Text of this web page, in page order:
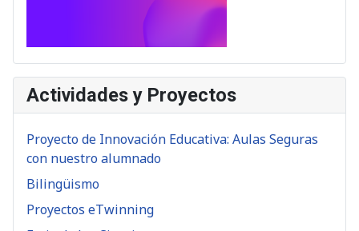
Actividades y Proyectos
Proyecto de Innovación Educativa: Aulas Seguras
con nuestro alumnado
Bilingüismo
Proyectos eTwinning